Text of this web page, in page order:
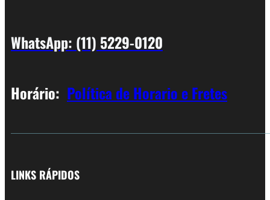
WhatsApp: (11) 5229-0120
Horário: Política de Horario e Fretes
LINKS RÁPIDOS